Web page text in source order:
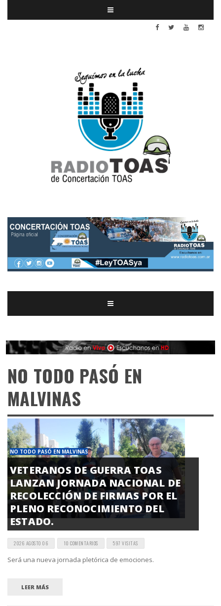
NO TODO PASÓ EN
MALVINAS
NO TODO PASÓ EN MALVINAS
VETERANOS DE GUERRA TOAS
LANZAN JORNADA NACIONAL DE
RECOLECCIÓN DE FIRMAS POR EL
PLENO RECONOCIMIENTO DEL
ESTADO.
2026 AGOSTO 06 10 COMENTARIOS 597 VISITAS
Será una nueva jornada pletórica de emociones.
LEER MÁS